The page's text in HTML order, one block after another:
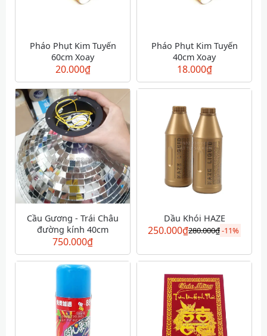
Pháo Phụt Kim Tuyến
60cm Xoay
20.000₫
Pháo Phụt Kim Tuyến
40cm Xoay
18.000₫
Cầu Gương - Trái Châu
đường kính 40cm
750.000₫
Dầu Khói HAZE
250.000₫280.000₫-11%